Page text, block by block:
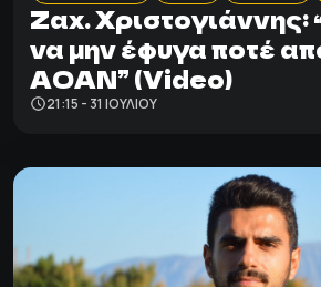
Zαχ. Χριστογιάννης:
να μην έφυγα ποτέ
ΑΟΑΝ” (Video)
21:15 - 31 ΙΟΥΛΊΟΥ